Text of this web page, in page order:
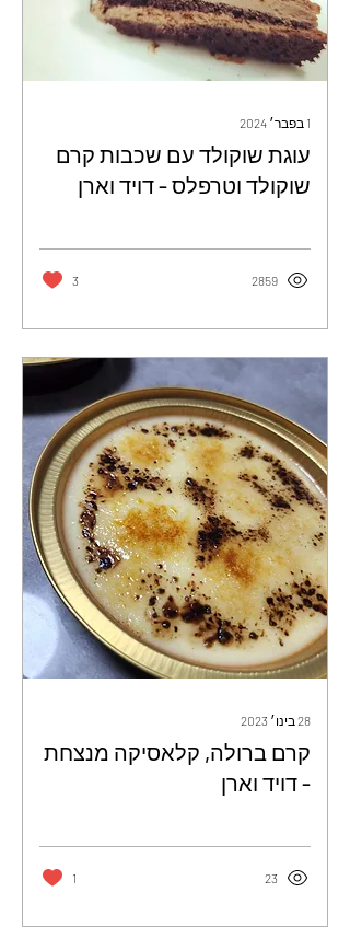
1 בפבר׳ 2024
עוגת שוקולד עם שכבות קרם
שוקולד וטרפלס - דויד וארן
2859
3
28 בינו׳ 2023
קרם ברולה, קלאסיקה מנצחת
- דויד וארן
23
1